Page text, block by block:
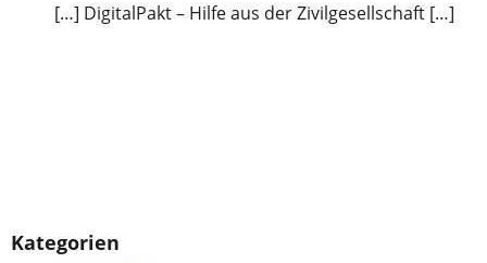
[…] DigitalPakt – Hilfe aus der Zivilgesellschaft […]
Kategorien